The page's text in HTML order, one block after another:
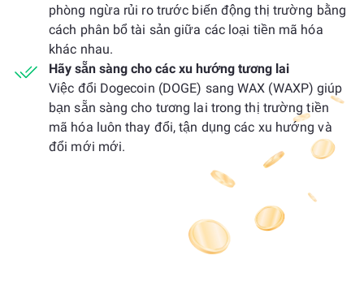
phòng ngừa rủi ro trước biến động thị trường bằng
cách phân bổ tài sản giữa các loại tiền mã hóa
khác nhau.
Hãy sẵn sàng cho các xu hướng tương lai
Việc đổi Dogecoin (DOGE) sang WAX (WAXP) giúp
bạn sẵn sàng cho tương lai trong thị trường tiền
mã hóa luôn thay đổi, tận dụng các xu hướng và
đổi mới mới.